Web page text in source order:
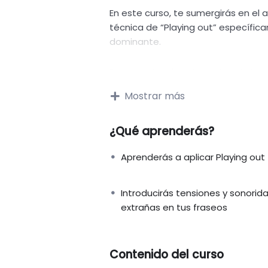
En este curso, te sumergirás en el
técnica de “Playing out”
dominante.
sonoridad increíblemente
Aprenderás a identificar qué
resolverlas de manera satisfactoria.
Dominar esta técnica te permitirá
sofisticación a tus
¡Inscríbete hoy mismo y empieza
Mostrar más
¿Qué aprenderás?
Aprenderás a aplicar Playing out
Introducirás tensiones y
extrañas en tus fraseos
Contenido del curso